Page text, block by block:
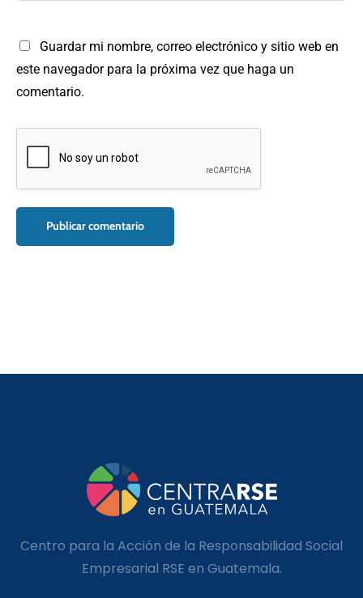
Guardar mi nombre, correo electrónico y sitio web en
este navegador para la próxima vez que haga un
comentario.
Centro para la Acción de la Responsabilidad Social
Empresarial RSE en Guatemala.